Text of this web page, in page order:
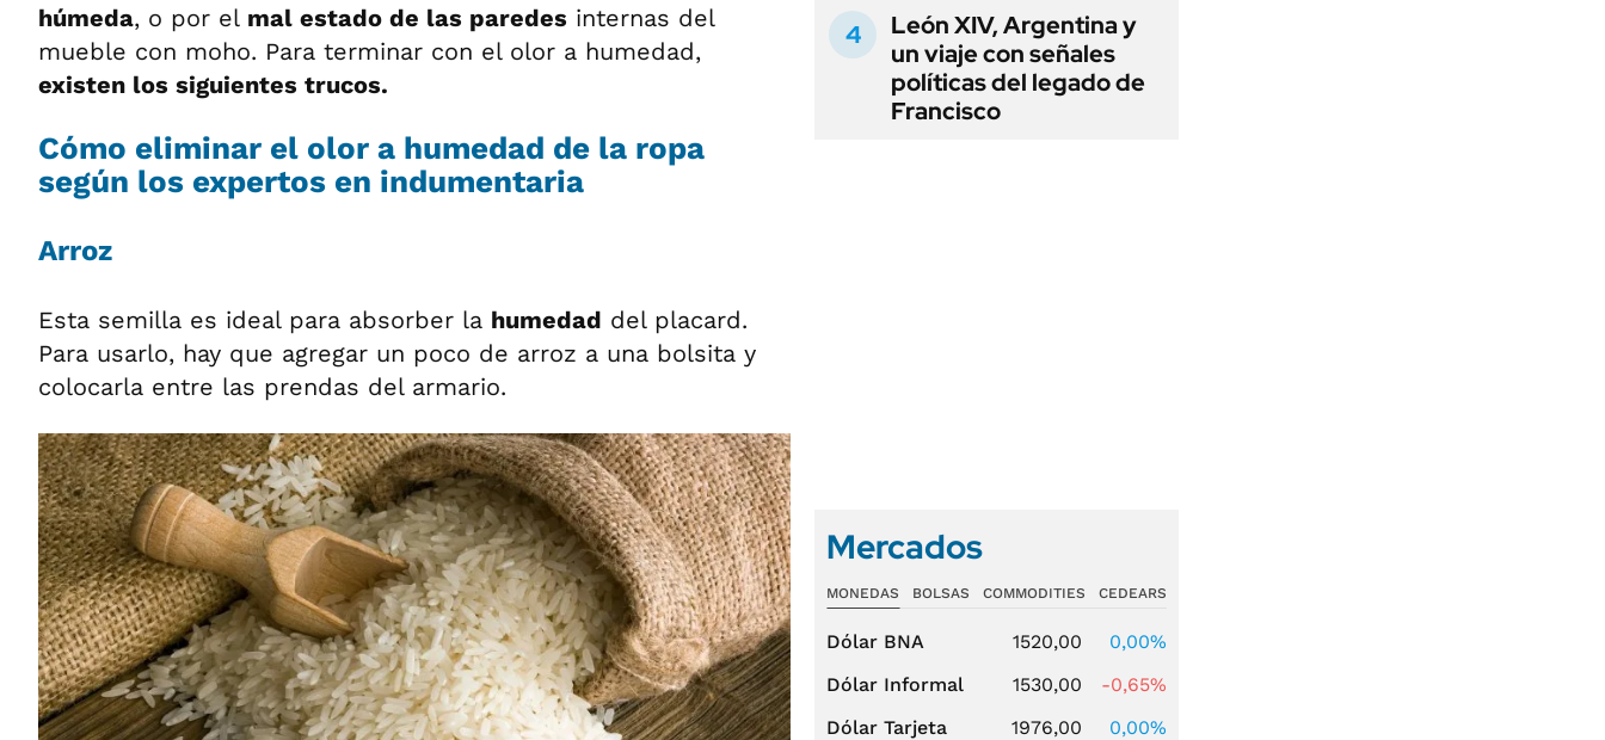
húmeda, o por el mal estado de las paredes internas del
mueble con moho. Para terminar con el olor a humedad,
existen los siguientes trucos.
Cómo eliminar el olor a humedad de la ropa
según los expertos en indumentaria
Arroz
Esta semilla es ideal para absorber la humedad del placard.
Para usarlo, hay que agregar un poco de arroz a una bolsita y
colocarla entre las prendas del armario.
León XIV, Argentina y
un viaje con señales
políticas del legado de
Francisco
Mercados
MONEDAS BOLSAS COMMODITIES CEDEARS
Dólar BNA 1520,00
0,00%
Dólar Informal
1530,00
-0,65%
Dólar Tarjeta
1976,00
0,00%